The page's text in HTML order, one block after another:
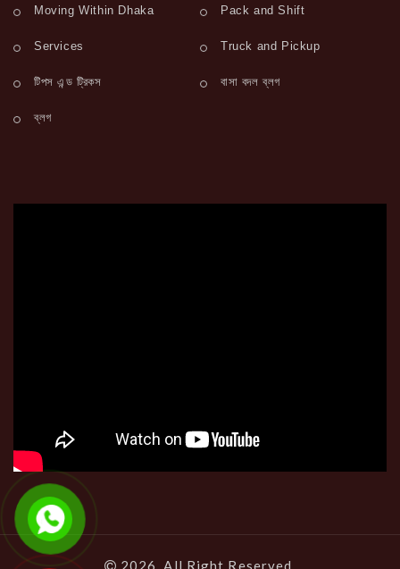
Moving Within Dhaka Pack and Shift
Services Truck and Pickup
টিপস এন্ড ট্রিকস বাসা বদল ব্লগ
ব্লগ
2026, All Right Reserved.